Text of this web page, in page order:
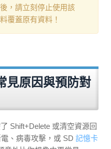
，請立刻停止使用該
覆蓋原有資料！
見原因與預防對
Shift+Delete 或清空資源回
電、病毒攻擊，或 SD 記憶卡